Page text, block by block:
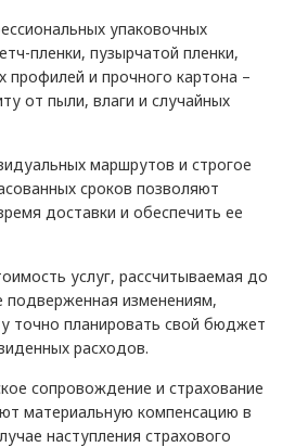
упаковочных
пленки, пузырчатой пленки,
профилей и прочного картона –
от пыли, влаги и случайных
маршрутов и строгое
сроков позволяют
доставки и обеспечить ее
услуг, рассчитываемая до
подверженная изменениям,
точно планировать свой бюджет
расходов.
сопровождение и страхование
материальную компенсацию в
наступления страхового